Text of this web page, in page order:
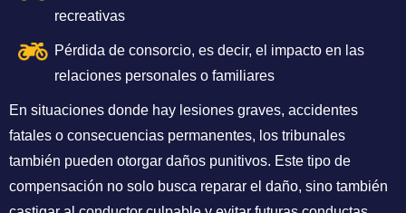
recreativas
Pérdida de consorcio, es decir, el impacto en las
relaciones personales o familiares
En situaciones donde hay lesiones graves, accidentes
fatales o consecuencias permanentes, los tribunales
también pueden otorgar daños punitivos. Este tipo de
compensación no solo busca reparar el daño, sino también